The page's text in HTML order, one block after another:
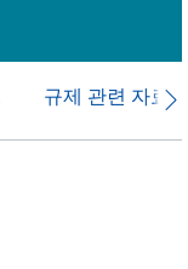
규제 관련 자료